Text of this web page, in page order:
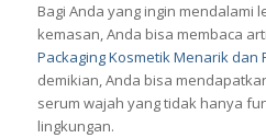
Bagi Anda yang ingin mendalami
kemasan, Anda bisa membaca
Packaging Kosmetik Menarik dan
demikian, Anda bisa
serum wajah yang tidak hanya
lingkungan.